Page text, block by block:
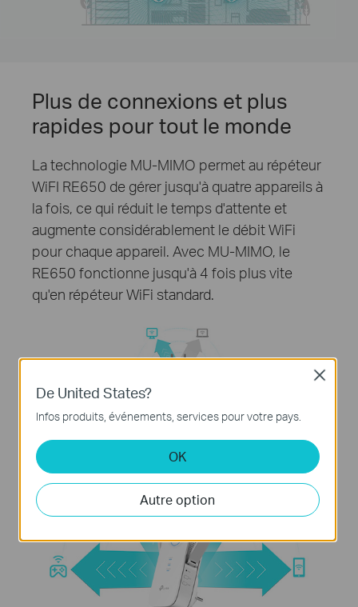
Plus de connexions et plus
rapides pour tout le monde
La technologie MU-MIMO permet au répéteur
WiFI RE650 de gérer jusqu'à quatre appareils à
la fois, ce qui réduit le temps d'attente et
augmente considérablement le débit WiFi
pour chaque appareil. Avec MU-MIMO, le
RE650 fonctionne jusqu'à 4 fois plus vite
qu'en répéteur WiFi standard.
Répéteur Wi-Fi standard
Envoie des données à un seul appareil à la fois
De United States?
Infos produits, événements, services pour votre pays.
OK
Autre option
Close